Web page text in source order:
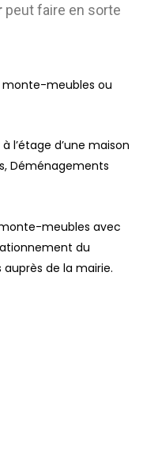
peut faire en sorte
monte-meubles ou
d’une maison
Déménagements
meubles avec
du
de la mairie.